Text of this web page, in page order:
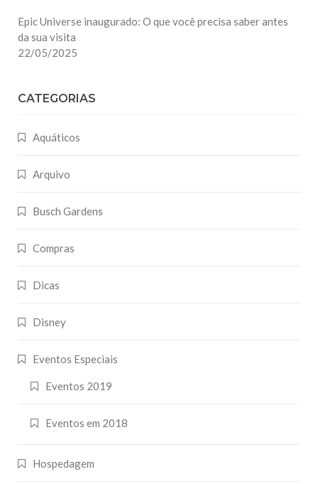
Epic Universe inaugurado: O que você precisa saber antes
da sua visita
22/05/2025
CATEGORIAS
Aquáticos
Arquivo
Busch Gardens
Compras
Dicas
Disney
Eventos Especiais
Eventos 2019
Eventos em 2018
Hospedagem